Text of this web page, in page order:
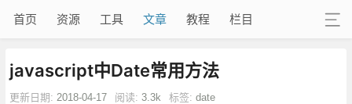
首页 资源 工具 文章 教程 栏目
javascript中Date常用方法
更新日期: 2018-04-17 阅读: 3.3k 标签: date